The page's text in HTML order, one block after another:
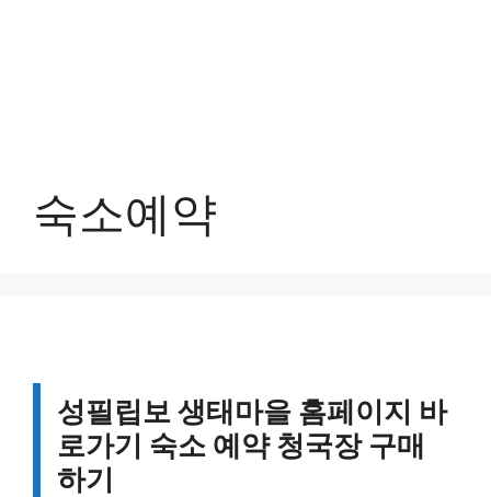
숙소예약
성필립보 생태마을 홈페이지 바
로가기 숙소 예약 청국장 구매
하기